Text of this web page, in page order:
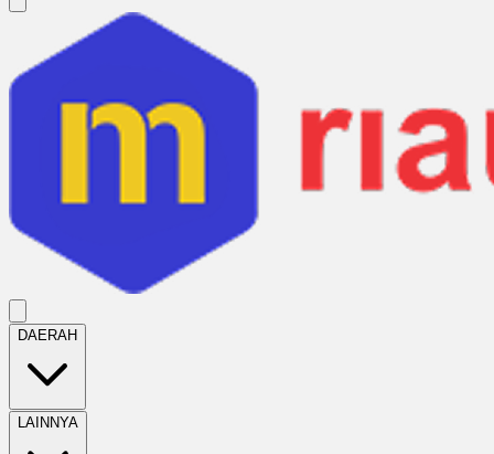
DAERAH
LAINNYA